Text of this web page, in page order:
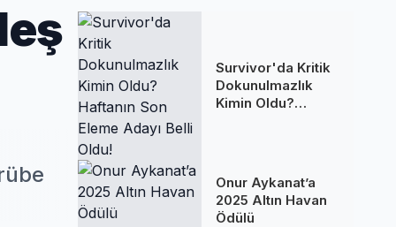
Survivor'da Kritik
Dokunulmazlık
Kimin Oldu?
Onur Aykanat’a
2025 Altın Havan
Ödülü